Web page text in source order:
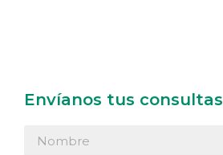
Envíanos tus consultas